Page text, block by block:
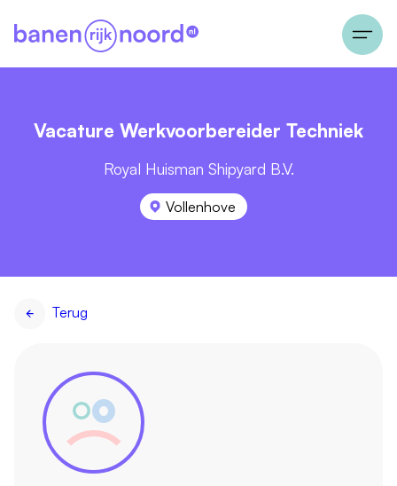
Vacature Werkvoorbereider Techniek
Royal Huisman Shipyard B.V.
Vollenhove
Terug